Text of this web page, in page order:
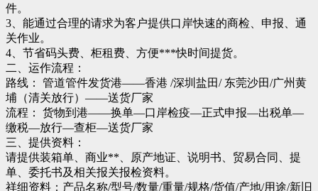
件。
3、能通过合理的请求为客户提供口岸快速的商检、申报、通
关作业。
4、节省码头费、柜租费、方便***快时间提货。
二、运作流程：
路线： 管道管件发货港——香港 /深圳盐田/ 东莞沙田/广州黄
埔（清关放行）——送货厂家
流程： 货物到港——换单—口岸检疫—正式申报—出税单—
缴税—放行—查柜—送货厂家
三、提供资料：
请提供装箱单、商业**、原产地证、说明书、贸易合同、提
单、委托书及相关报关报检资料。
祥细资料：产品名称/型号/数量/重量/规格/货值/产地/用途/新旧